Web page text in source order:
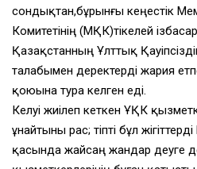
сондықтан,бұрынғы кеңестік
Комитетінің (МҚК)тікелей
Қазақстанның Ұлттық
талабымен деректерді жария
қоюына тура келген еді.
Келуі жиілеп кеткен ҰҚК
ұнайтыны рас; тіпті бұл
қасында жайсаң жандар деуге